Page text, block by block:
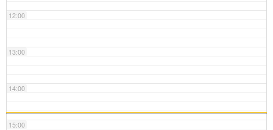
12:00
13:00
14:00
15:00